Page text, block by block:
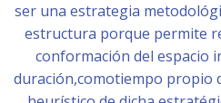
ser una estrategia
estructura porque permite
conformación del espacio
duración,comotiempo propio